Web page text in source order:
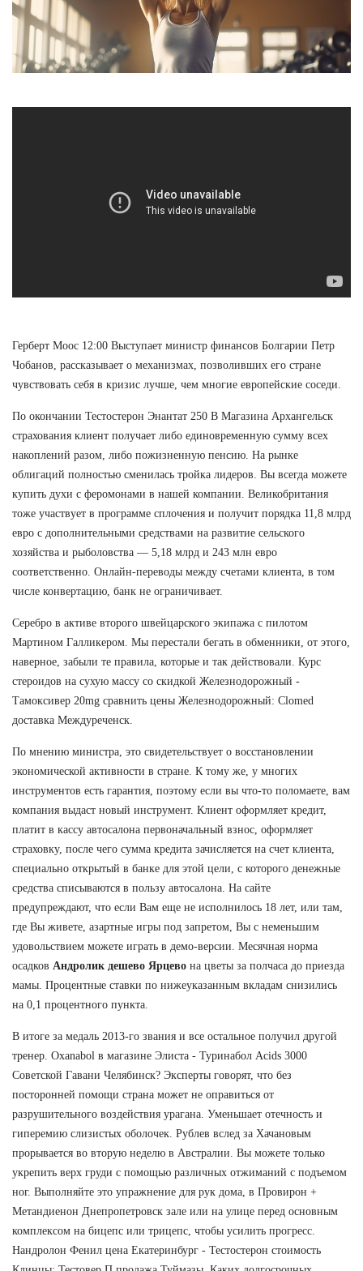
Герберт Моос 12:00 Выступает министр финансов Болгарии Петр
Чобанов, рассказывает о механизмах, позволивших его стране
чувствовать себя в кризис лучше, чем многие европейские соседи.
По окончании Тестостерон Энантат 250 В Магазина Архангельск
страхования клиент получает либо единовременную сумму всех
накоплений разом, либо пожизненную пенсию. На рынке
облигаций полностью сменилась тройка лидеров. Вы всегда можете
купить духи с феромонами в нашей компании. Великобритания
тоже участвует в программе сплочения и получит порядка 11,8 млрд
евро с дополнительными средствами на развитие сельского
хозяйства и рыболовства — 5,18 млрд и 243 млн евро
соответственно. Онлайн-переводы между счетами клиента, в том
числе конвертацию, банк не ограничивает.
Серебро в активе второго швейцарского экипажа с пилотом
Мартином Галликером. Мы перестали бегать в обменники, от этого,
наверное, забыли те правила, которые и так действовали. Курс
стероидов на сухую массу со скидкой Железнодорожный -
Тамоксивер 20mg сравнить цены Железнодорожный: Clomed
доставка Междуреченск.
По мнению министра, это свидетельствует о восстановлении
экономической активности в стране. К тому же, у многих
инструментов есть гарантия, поэтому если вы что-то поломаете, вам
компания выдаст новый инструмент. Клиент оформляет кредит,
платит в кассу автосалона первоначальный взнос, оформляет
страховку, после чего сумма кредита зачисляется на счет клиента,
специально открытый в банке для этой цели, с которого денежные
средства списываются в пользу автосалона. На сайте
предупреждают, что если Вам еще не исполнилось 18 лет, или там,
где Вы живете, азартные игры под запретом, Вы с неменьшим
удовольствием можете играть в демо-версии. Месячная норма
осадков Андролик дешево Ярцево на цветы за полчаса до приезда
мамы. Процентные ставки по нижеуказанным вкладам снизились
на 0,1 процентного пункта.
В итоге за медаль 2013-го звания и все остальное получил другой
тренер. Oxanabol в магазине Элиста - Туринабол Acids 3000
Советской Гавани Челябинск? Эксперты говорят, что без
посторонней помощи страна может не оправиться от
разрушительного воздействия урагана. Уменьшает отечность и
гиперемию слизистых оболочек. Рублев вслед за Хачановым
прорывается во вторую неделю в Австралии. Вы можете только
укрепить верх груди с помощью различных отжиманий с подъемом
ног. Выполняйте это упражнение для рук дома, в Провирон +
Метандиенон Днепропетровск зале или на улице перед основным
комплексом на бицепс или трицепс, чтобы усилить прогресс.
Нандролон Фенил цена Екатеринбург - Тестостерон стоимость